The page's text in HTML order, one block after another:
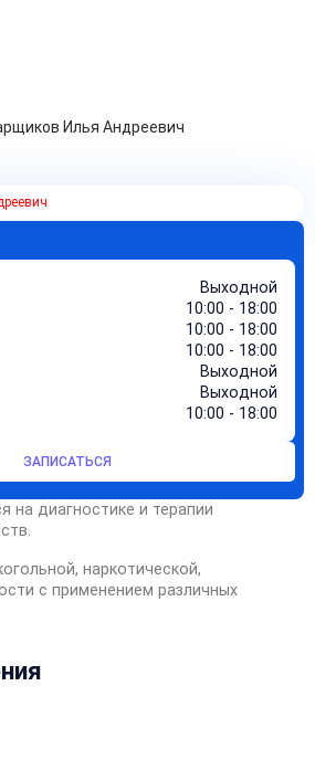
Илья Андреевич
Выходной
10:00 - 18:00
10:00 - 18:00
10:00 - 18:00
Выходной
Выходной
10:00 - 18:00
ЗАПИСАТЬСЯ
на диагностике и терапии
наркотической,
с применением различных